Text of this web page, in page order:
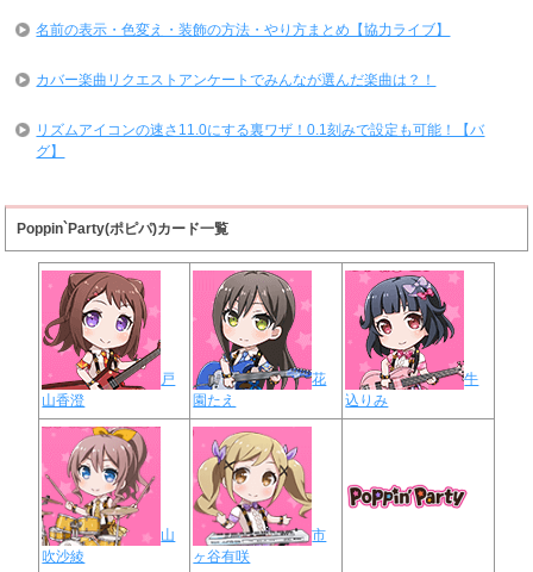
名前の表示・色変え・装飾の方法・やり方まとめ【協力ライブ】
カバー楽曲リクエストアンケートでみんなが選んだ楽曲は？！
リズムアイコンの速さ11.0にする裏ワザ！0.1刻みで設定も可能！【バ
グ】
Poppin`Party(ポピパ)カード一覧
戸
山香澄
花
園たえ
牛
込りみ
山
吹沙綾
市
ヶ谷有咲